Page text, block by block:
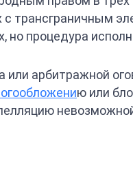
с трансграничным
но процедура
или арбитражной
ю или